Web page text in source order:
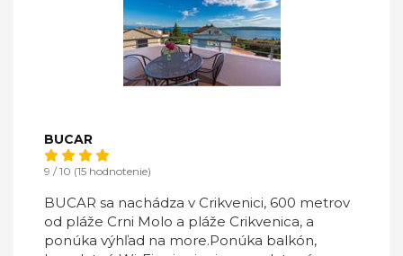
BUCAR
9 / 10 (15 hodnotenie)
BUCAR sa nachádza v Crikvenici, 600 metrov
od pláže Crni Molo a pláže Crikvenica, a
ponúka výhľad na more.Ponúka balkón,